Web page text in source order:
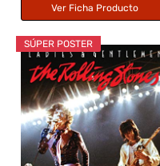
Ver Ficha Producto
SÚPER POSTER